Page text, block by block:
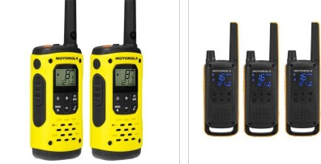
IPx4, одновременный
двух каналов, кнопка
экстренной помощи